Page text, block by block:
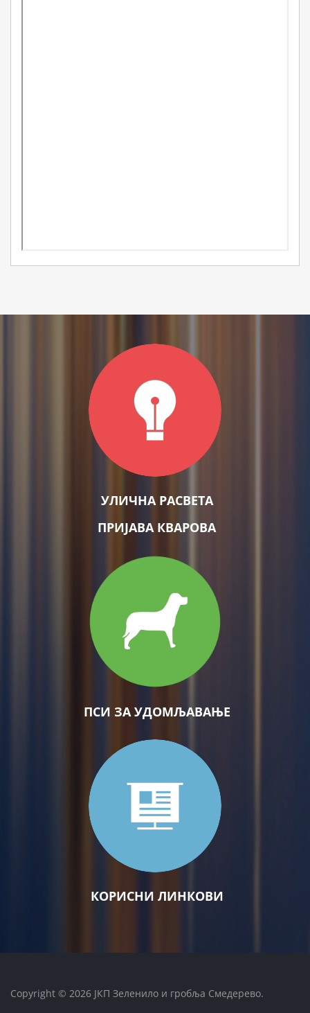
УЛИЧНА РАСВЕТА
ПРИЈАВА КВАРОВА
ПСИ ЗА УДОМЉАВАЊЕ
КОРИСНИ ЛИНКОВИ
Copyright © 2026 ЈКП Зеленило и гробља Смедерево.